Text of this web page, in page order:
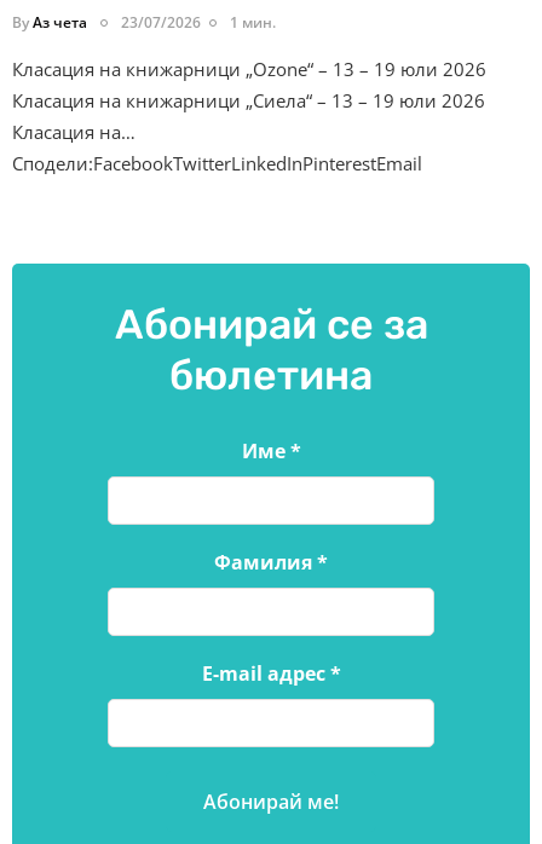
ByАз чета 23/07/2026 1 мин.
Класация на книжарници „Ozone“ – 13 – 19 юли 2026
Класация на книжарници „Сиела“ – 13 – 19 юли 2026
Класация на…
Сподели:FacebookTwitterLinkedInPinterestEmail
Абонирай се за
бюлетина
Име*
Фамилия*
E-mail адрес*